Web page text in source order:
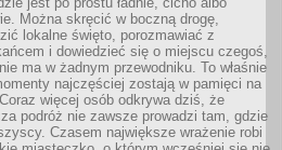
Można skręcić w boczną drogę,
lokalne święto, porozmawiać z
i dowiedzieć się o miejscu czegoś,
ma w żadnym przewodniku. To właśnie
najczęściej zostają w pamięci na
więcej osób odkrywa dziś, że
podróż nie zawsze prowadzi tam, gdzie
Czasem największe wrażenie robi